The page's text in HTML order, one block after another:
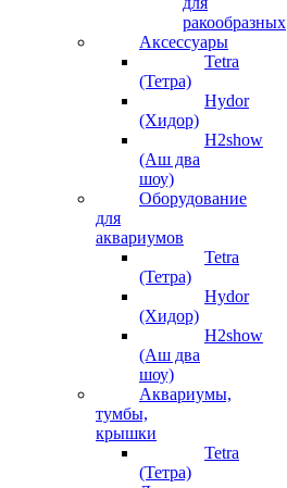
ракообразных
Аксессуары
Tetra
(Тетра)
Hydor
(Хидор)
H2show
(Аш два
шоу)
Оборудование
для
аквариумов
Tetra
(Тетра)
Hydor
(Хидор)
H2show
(Аш два
шоу)
Аквариумы,
тумбы,
крышки
Tetra
(Тетра)